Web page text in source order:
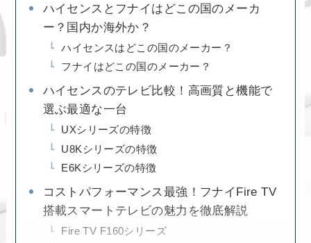
ハイセンスとフナイはどこの国のメーカ
ー？国内か海外か？
ハイセンスはどこの国のメーカー？
フナイはどこの国のメーカー？
ハイセンスのテレビ比較！高画質と機能で
選ぶ最適な一台
UXシリーズの特徴
U8Kシリーズの特徴
E6Kシリーズの特徴
コストパフォーマンス最強！フナイFire TV
搭載スマートテレビの魅力を徹底解説
Fire TV F160シリーズ